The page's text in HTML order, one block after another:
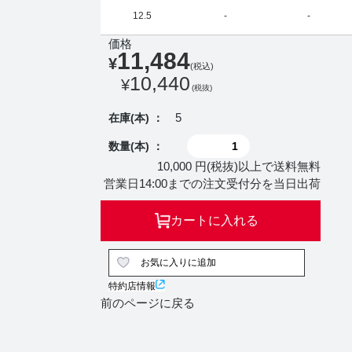
12.5 - -
価格
¥11,484(税込)
¥10,440 (税抜)
在庫(本) ： 5
数量(本) ：
10,000 円(税抜)以上で送料無料
営業日14:00までの注文受付分を当日出荷
カートに入れる
お気に入りに追加
特約店情報
前のページに戻る